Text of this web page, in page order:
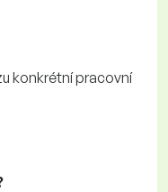
konkrétní pracovní